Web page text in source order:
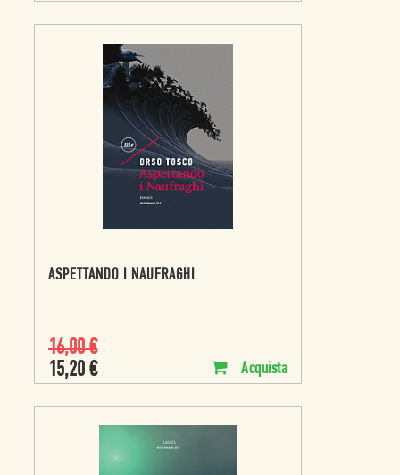
ASPETTANDO I NAUFRAGHI
16,00€
15,20 € Acquista